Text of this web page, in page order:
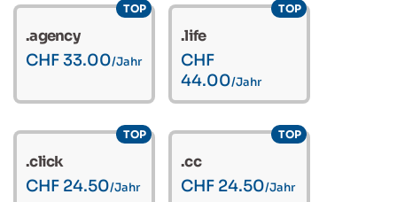
.agency
CHF 33.00/Jahr
TOP
.life
CHF
44.00/Jahr
TOP
.click
CHF 24.50/Jahr
TOP
.cc
CHF 24.50/Jahr
TOP